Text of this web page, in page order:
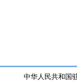
中华人民共和国